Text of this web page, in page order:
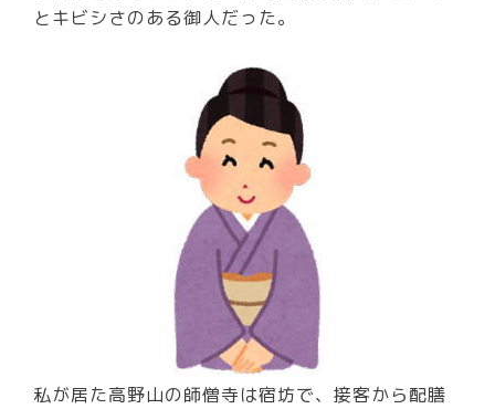
とキビシさのある御人だった。
私が居た高野山の師僧寺は宿坊で、接客から配膳